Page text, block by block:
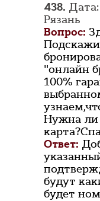
438.
Рязань
Вопрос:
"онлайн
100%
Нужна ли
Ответ:
будут
будет